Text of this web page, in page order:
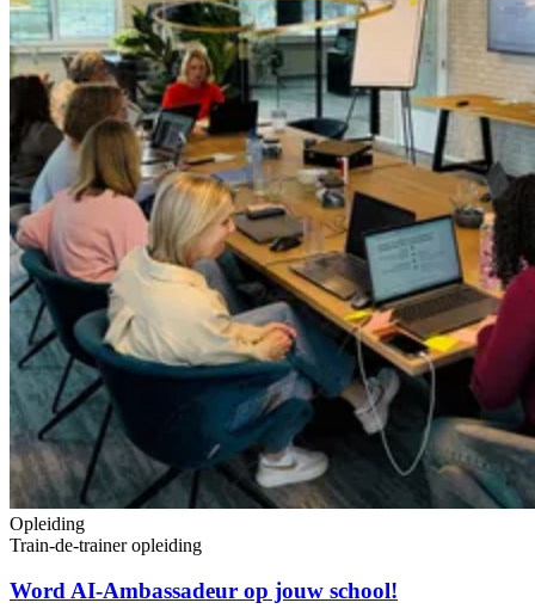
Opleiding
Train-de-trainer opleiding
Word AI-Ambassadeur op jouw school!